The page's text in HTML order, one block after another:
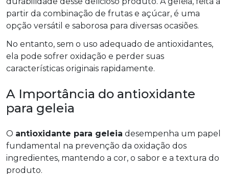
partir da combinação de frutas e açúcar, é uma
opção versátil e saborosa para diversas ocasiões.
No entanto, sem o uso adequado de antioxidantes,
ela pode sofrer oxidação e perder suas
características originais rapidamente.
A Importância do antioxidante
para geleia
O antioxidante para geleia desempenha um papel
fundamental na prevenção da oxidação dos
ingredientes, mantendo a cor, o sabor e a textura do
produto.